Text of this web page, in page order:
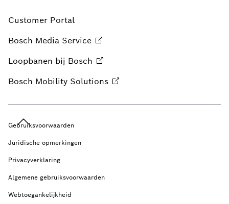
Customer Portal
Bosch Media Service
Loopbanen bij Bosch
Bosch Mobility Solutions
Gebruiksvoorwaarden
Juridische opmerkingen
Privacyverklaring
Algemene gebruiksvoorwaarden
Webtoegankelijkheid